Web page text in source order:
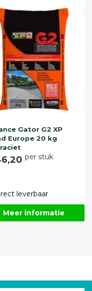
Gator G2 XP
Europe 20 kg
per stuk
leverbaar
Meer informatie